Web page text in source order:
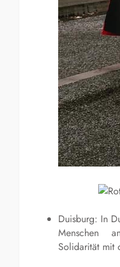
Duisburg: In
Menschen
Solidarität mit